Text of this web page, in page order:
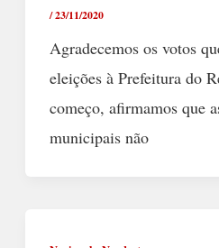
/23/11/2020
Agradecemos os votos
eleições à Prefeitura do
começo, afirmamos que
municipais não